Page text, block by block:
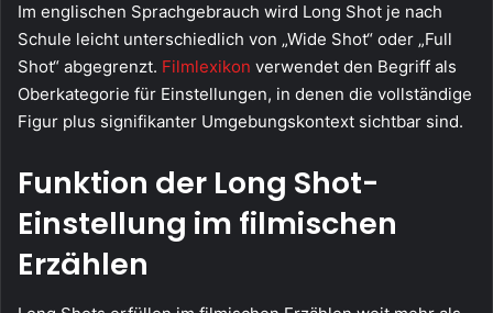
Im englischen Sprachgebrauch wird Long Shot je nach
Schule leicht unterschiedlich von „Wide Shot“ oder „Full
Shot“ abgegrenzt. Filmlexikon verwendet den Begriff als
Oberkategorie für Einstellungen, in denen die vollständige
Figur plus signifikanter Umgebungskontext sichtbar sind.
Funktion der Long Shot-
Einstellung im filmischen
Erzählen